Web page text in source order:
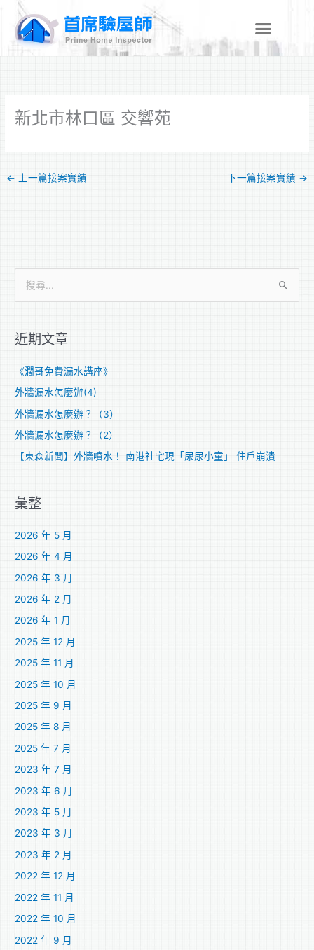
新北市林口區 交響苑
← 上一篇接案實績 下一篇接案實績 →
鍵
近期文章
《濶哥免費漏水講座》
外牆漏水怎麼辦(4)
外牆漏水怎麼辦？（3）
外牆漏水怎麼辦？（2）
【東森新聞】外牆噴水！ 南港社宅現「尿尿小童」 住戶崩潰
彙整
2026 年 5 月
2026 年 4 月
2026 年 3 月
2026 年 2 月
2026 年 1 月
2025 年 12 月
2025 年 11 月
2025 年 10 月
2025 年 9 月
2025 年 8 月
2025 年 7 月
2023 年 7 月
2023 年 6 月
2023 年 5 月
2023 年 3 月
2023 年 2 月
2022 年 12 月
2022 年 11 月
2022 年 10 月
2022 年 9 月